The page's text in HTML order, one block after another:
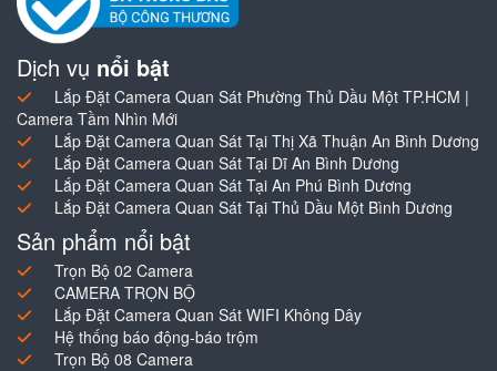
Dịch vụ nổi bật
Lắp Đặt Camera Quan Sát Phường Thủ Dầu Một TP.HCM |
Camera Tầm Nhìn Mới
Lắp Đặt Camera Quan Sát Tại Thị Xã Thuận An Bình Dương
Lắp Đặt Camera Quan Sát Tại Dĩ An Bình Dương
Lắp Đặt Camera Quan Sát Tại An Phú Bình Dương
Lắp Đặt Camera Quan Sát Tại Thủ Dầu Một Bình Dương
Sản phẩm nổi bật
Trọn Bộ 02 Camera
CAMERA TRỌN BỘ
Lắp Đặt Camera Quan Sát WIFI Không Dây
Hệ thống báo động-báo trộm
Trọn Bộ 08 Camera